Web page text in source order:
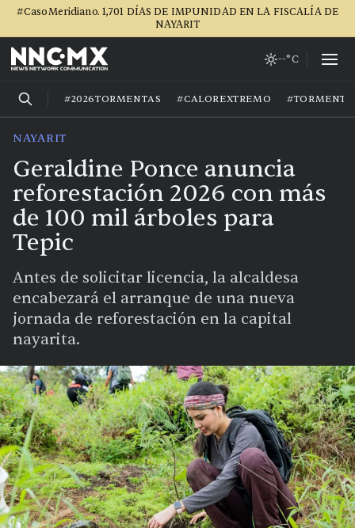
#CasoMeridiano. 1,701 DÍAS DE IMPUNIDAD EN LA FISCALÍA DE
NAYARIT
--°C
#2026TORMENTAS #CALOREXTREMO
NAYARIT
Geraldine Ponce anuncia
reforestación 2026 con más
de 100 mil árboles para
Tepic
Antes de solicitar licencia, la alcaldesa
encabezará el arranque de una nueva
jornada de reforestación en la capital
nayarita.